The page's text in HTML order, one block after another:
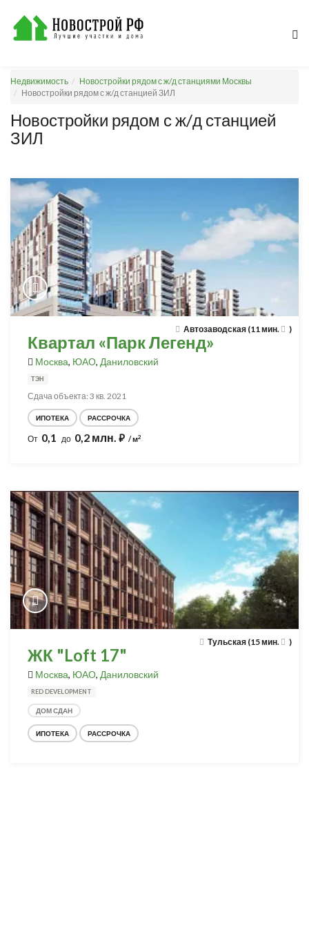
Недвижимость
Новостройки рядом с ж/д станциями Москвы
Новостройки рядом с ж/д станцией ЗИЛ
Новостройки рядом с ж/д станцией
ЗИЛ
Автозаводская (11 мин. )
Квартал «Парк Легенд»
Москва, ЮАО, Даниловский
ТЭН
Сдача объекта: 3 кв. 2021
ИПОТЕКА РАССРОЧКА
От 0,1 до 0,2 млн. ⃏ / м2
Тульская (15 мин. )
ЖК "Loft 17"
Москва, ЮАО, Даниловский
RED DEVELOPMENT
ДОМ СДАН
ИПОТЕКА РАССРОЧКА